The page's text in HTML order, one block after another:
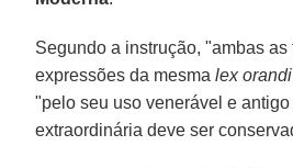
Segundo a instrução, "ambas as
expressões da mesmalex
"pelo seu uso venerável e antigo
extraordinária deve ser